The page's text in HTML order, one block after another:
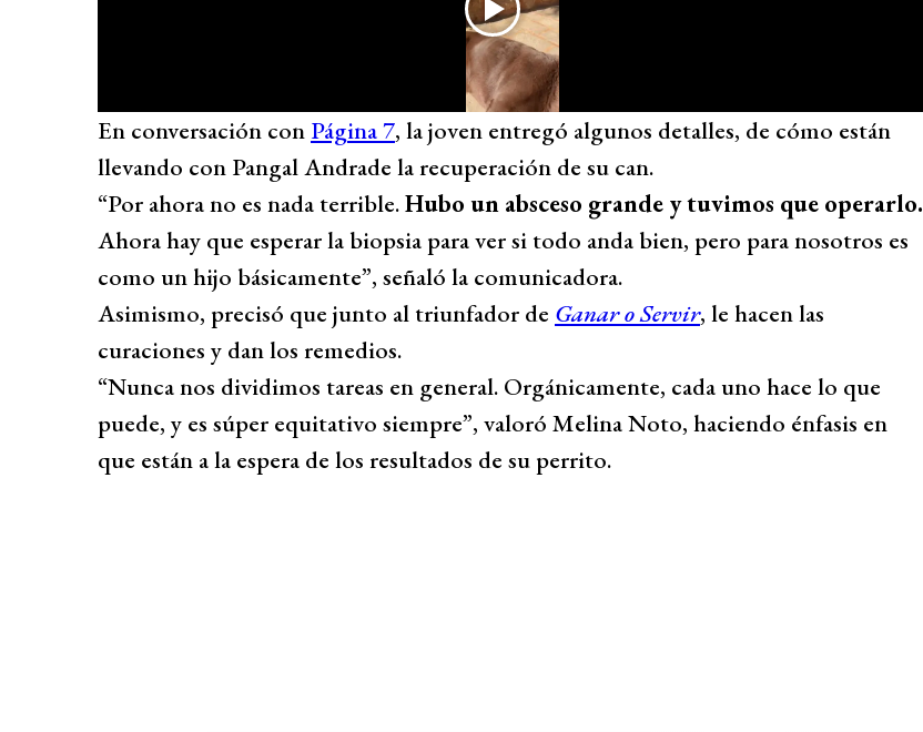
En conversación con Página 7, la joven entregó algunos detalles, de cómo están
llevando con Pangal Andrade la recuperación de su can.
“Por ahora no es nada terrible.Hubo un absceso grande y tuvimos que operarlo.
Ahora hay que esperar la biopsia para ver si todo anda bien, pero para nosotros es
como un hijo básicamente”, señaló la comunicadora.
Asimismo, precisó que junto al triunfador de Ganar o Servir, le hacen las
curaciones y dan los remedios.
“Nunca nos dividimos tareas en general. Orgánicamente, cada uno hace lo que
puede, y es súper equitativo siempre”, valoró Melina Noto, haciendo énfasis en
que están a la espera de los resultados de su perrito.